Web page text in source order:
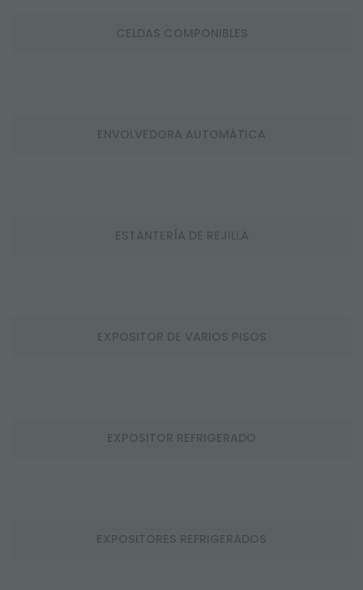
CELDAS COMPONIBLES
ENVOLVEDORA AUTOMÁTICA
ESTANTERÍA DE REJILLA
EXPOSITOR DE VARIOS PISOS
EXPOSITOR REFRIGERADO
EXPOSITORES REFRIGERADOS